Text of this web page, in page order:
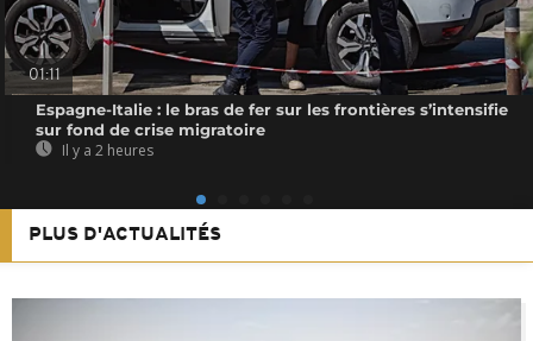
01:11
Espagne-Italie : le bras de fer sur les frontières s’intensifie
sur fond de crise migratoire
Il y a 2 heures
PLUS D'ACTUALITÉS